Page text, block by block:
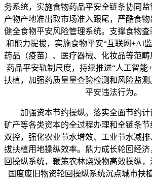
务系统，实施食物药品平安全链条协同
产物产地准出取市场准入跟尾，严酷食物
健全食物平安风险管理系统。支撑食物
和能力提拔，实施食物平安“互联网+AI
药品（疫苗）、医疗器械、化妆品等范
药品平安轨制尺度，持续推进“人工智能
扶植，加强药质量量查验检测和风险监
平安违法行为。
加强资本节约操纵。落实全面节约计
矿产等各类资本的全过程办理和全链条
双控，强化农业节水增效、工业节水减
拔扶植用地操纵效率。鼎力成长轮回经
回操纵系统，鞭策农林烧毁物高效操纵
国度废旧物资轮回操纵系统沉点城市扶